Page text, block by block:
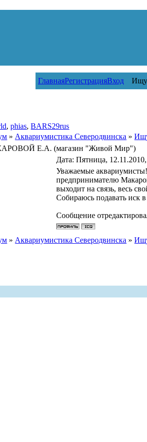
ГлавнаяРегистрацияВход Ищу
,phias,BARS29rus
» Аквариумистика Северодвинска »
Е.А. (магазин "Живой Мир")
Дата: Пятница,
Уважаемые
предпринимателю
выходит на связь, весь
Собираюсь подавать иск
Сообщение
» Аквариумистика Северодвинска »